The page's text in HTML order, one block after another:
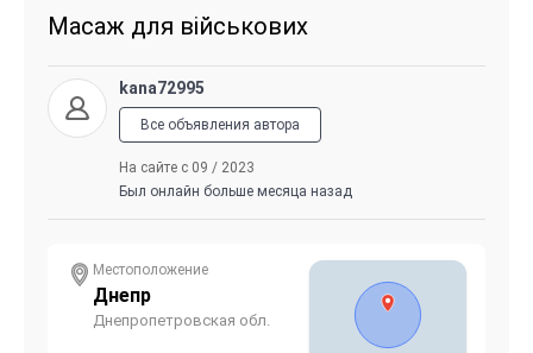
Масаж для військових
kana72995
Все объявления автора
На сайте с 09 / 2023
Был онлайн больше месяца назад
Местоположение
Днепр
Днепропетровская обл.